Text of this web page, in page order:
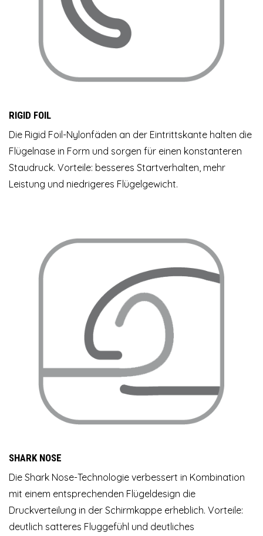
RIGID FOIL
Die Rigid Foil-Nylonfäden an der Eintrittskante halten die
Flügelnase in Form und sorgen für einen konstanteren
Staudruck. Vorteile: besseres Startverhalten, mehr
Leistung und niedrigeres Flügelgewicht.
SHARK NOSE
Die Shark Nose-Technologie verbessert in Kombination
mit einem entsprechenden Flügeldesign die
Druckverteilung in der Schirmkappe erheblich. Vorteile:
deutlich satteres Fluggefühl und deutliches